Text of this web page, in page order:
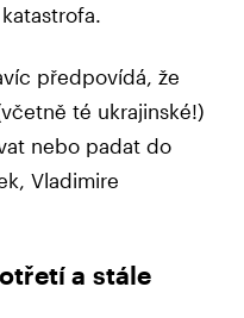
předpovídá, že
té ukrajinské!)
nebo padat do
Vladimire
a stále